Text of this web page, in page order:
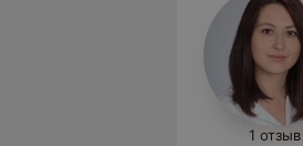
1 отзыв